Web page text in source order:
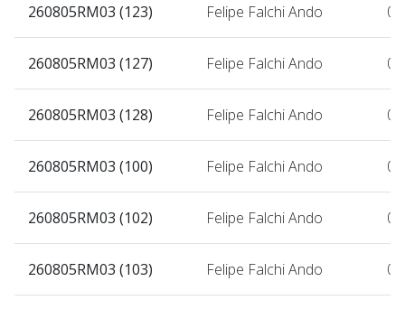
260805RM03 (123) Felipe Falchi Ando
260805RM03 (127) Felipe Falchi Ando
260805RM03 (128) Felipe Falchi Ando
260805RM03 (100) Felipe Falchi Ando
260805RM03 (102) Felipe Falchi Ando
260805RM03 (103) Felipe Falchi Ando